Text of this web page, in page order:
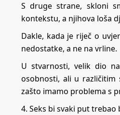
S druge strane, skloni
kontekstu, a njihova loša
Dakle, kada je riječ o
nedostatke, a ne na vrline.
U stvarnosti, velik dio
osobnosti, ali u različitim
zašto imamo problema s
4. Seks bi svaki put